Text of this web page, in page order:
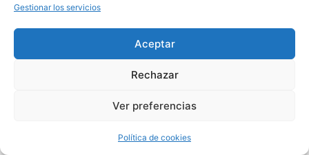
Gestionar los servicios
Aceptar
Rechazar
Ver preferencias
Política de cookies
nos hayas solicitado.
única y exclusivamente tus datos con estas finalidades y a
no utilizarlos para ninguna otra, de forma que una vez que
obligadas a eliminar la información que hayan obtenido o
puedan usarla, mientras pueda ser necesaria para el